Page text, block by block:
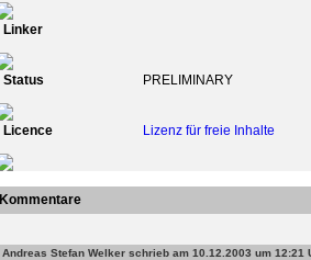
Linker
Status PRELIMINARY
Licence Lizenz für freie Inhalte
Kommentare
Andreas Stefan Welker schrieb am 10.12.2003 um 12:21